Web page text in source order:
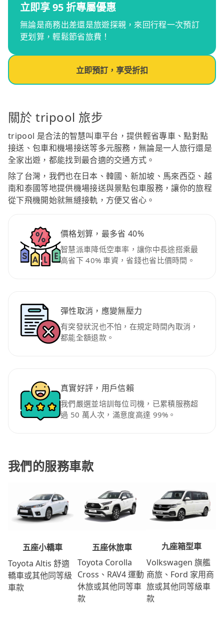
立即享 95 折專屬優惠
無論是商務出差還是旅遊探親，來回行程一次預訂
更划算，輕鬆節省旅費！
立即預訂，享受折扣
關於 tripool 旅步
tripool 是合法的智慧叫車平台，提供輕省專車、點對點
接送、包車和機場接送等多元服務，無論是一人旅行還是
全家出遊，都能找到最合適的交通方式。
除了台灣，我們也在日本、韓國、新加坡、馬來西亞、越
南和泰國等地提供機場接送與景點包車服務，讓你的旅程
從下飛機開始就無縫接軌，方便又省心。
價格划算，最多省 40%
智慧派車降低空車率，讓你中長途搭乘最
高省下 40% 車資，省錢也省比價時間。
彈性取消，應變無壓力
有突發狀況也不怕，在規定時間內取消，
都能全額退款。
真實好評，用戶信賴
我們嚴選並培訓每位司機，已累積服務超
過 50 萬人次，滿意度高達 99%。
我們的服務車款
五座小轎車
Toyota Altis 舒適
轎車或其他同等級
車款
五座休旅車
Toyota Corolla
Cross、RAV4 運動
休旅或其他同等車
款
九座箱型車
Volkswagen 旗艦
商旅、Ford 家用商
旅或其他同等級車
款